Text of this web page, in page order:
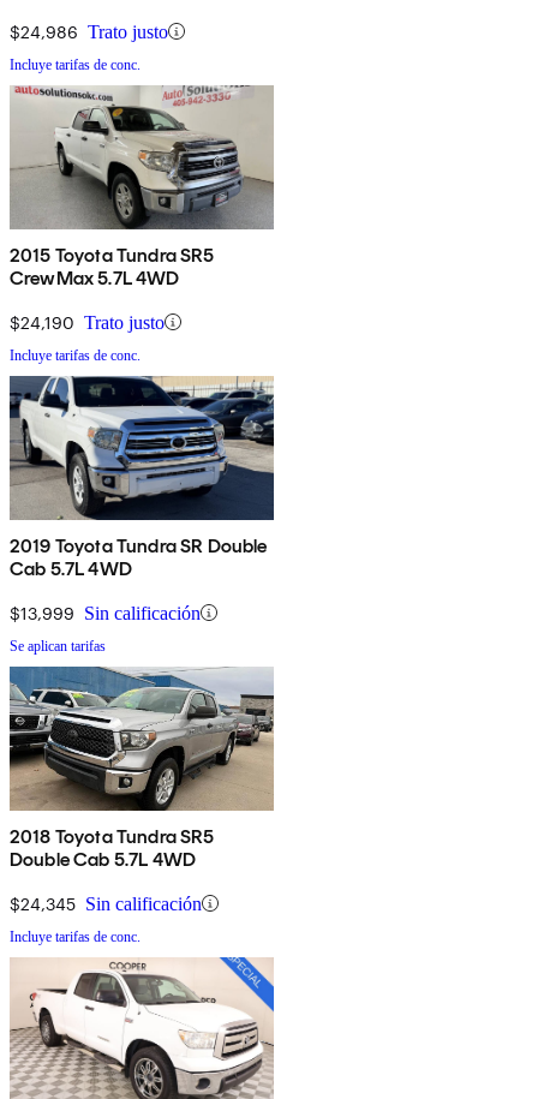
$24,986 Trato justo
Incluye tarifas de conc.
2015 Toyota Tundra SR5
CrewMax 5.7L 4WD
$24,190 Trato justo
Incluye tarifas de conc.
2019 Toyota Tundra SR Double
Cab 5.7L 4WD
$13,999 Sin calificación
Se aplican tarifas
2018 Toyota Tundra SR5
Double Cab 5.7L 4WD
$24,345 Sin calificación
Incluye tarifas de conc.